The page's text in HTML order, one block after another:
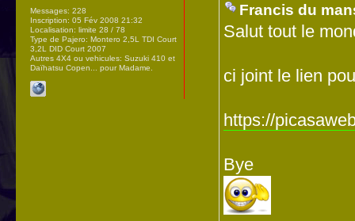
Francis du
Salut tout le
ci joint le lien
https://
Bye
Messages: 228
Inscription: 05 Fév 2008 21:32
Localisation: limite 28 / 78
Type de Pajero: Montero 2,5L TDI Court
3,2L DID Court 2007
Autres 4X4 ou vehicules: Suzuki 410 et
Daïhatsu Copen... pour Madame.